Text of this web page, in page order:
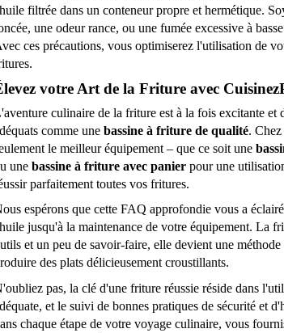
filtrée dans un conteneur propre et hermétique.
une odeur rance, ou une fumée excessive à
ces précautions, vous optimiserez l'utilisation de
votre Art de la Friture avec
culinaire de la friture est à la fois excitante et
comme une bassine à friture de qualité. Chez
le meilleur équipement – que ce soit une
une bassine à friture avec panier pour une
parfaitement toutes vos fritures.
espérons que cette FAQ approfondie vous a
jusqu'à la maintenance de votre équipement. La
et un peu de savoir-faire, elle devient une
des plats délicieusement croustillants.
pas, la clé d'une friture réussie réside dans
et le suivi de bonnes pratiques de sécurité et
chaque étape de votre voyage culinaire, vous